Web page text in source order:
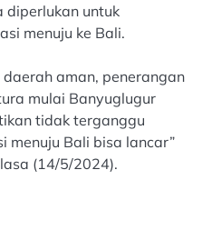
diperlukan untuk
menuju ke Bali.
aman, penerangan
mulai Banyuglugur
tidak terganggu
menuju Bali bisa lancar”
(14/5/2024).